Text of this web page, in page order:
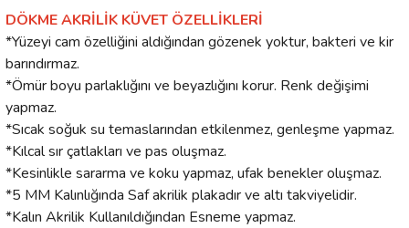
DÖKME AKRİLİK KÜVET ÖZELLİKLERİ
*Yüzeyi cam özelliğini aldığından gözenek yoktur, bakteri ve kir
barındırmaz.
*Ömür boyu parlaklığını ve beyazlığını korur. Renk değişimi
yapmaz.
*Sıcak soğuk su temaslarından etkilenmez, genleşme yapmaz.
*Kılcal sır çatlakları ve pas oluşmaz.
*Kesinlikle sararma ve koku yapmaz, ufak benekler oluşmaz.
*5 MM Kalınlığında Saf akrilik plakadır ve altı takviyelidir.
*Kalın Akrilik Kullanıldığından Esneme yapmaz.